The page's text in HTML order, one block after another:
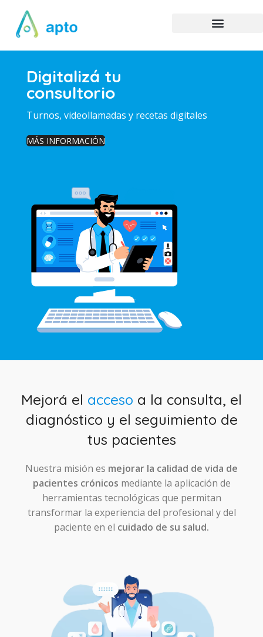
Digitalizá tu
consultorio
Turnos, videollamadas y recetas digitales
MÁS INFORMACIÓN
Mejorá el acceso a la consulta, el
diagnóstico y el seguimiento de
tus pacientes
Nuestra misión es mejorar la calidad de vida de
pacientes crónicos mediante la aplicación de
herramientas tecnológicas que permitan
transformar la experiencia del profesional y del
paciente en el cuidado de su salud.